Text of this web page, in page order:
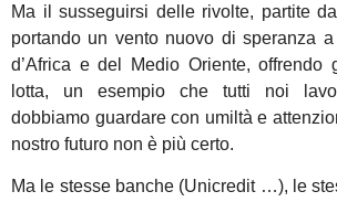
Ma il susseguirsi delle rivolte, partite
portando un vento nuovo di speranza
d’Africa e del Medio Oriente, offrendo
lotta, un esempio che tutti noi
dobbiamo guardare con umiltà e
nostro futuro non è più certo.
Ma le stesse banche (Unicredit …), le